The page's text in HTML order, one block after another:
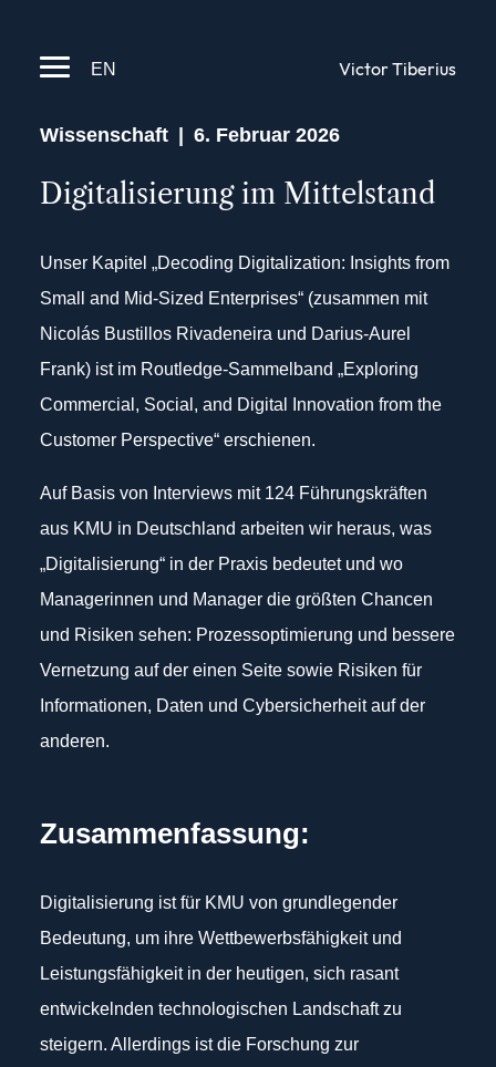
Victor Tiberius
EN
Wissenschaft 6. Februar 2026
Digitalisierung im Mittelstand
Unser Kapitel „Decoding Digitalization: Insights from
Small and Mid-Sized Enterprises“ (zusammen mit
Nicolás Bustillos Rivadeneira und Darius-Aurel
Frank) ist im Routledge-Sammelband „Exploring
Commercial, Social, and Digital Innovation from the
Customer Perspective“ erschienen.
Auf Basis von Interviews mit 124 Führungskräften
aus KMU in Deutschland arbeiten wir heraus, was
„Digitalisierung“ in der Praxis bedeutet und wo
Managerinnen und Manager die größten Chancen
und Risiken sehen: Prozessoptimierung und bessere
Vernetzung auf der einen Seite sowie Risiken für
Informationen, Daten und Cybersicherheit auf der
anderen.
Zusammenfassung:
Digitalisierung ist für KMU von grundlegender
Bedeutung, um ihre Wettbewerbsfähigkeit und
Leistungsfähigkeit in der heutigen, sich rasant
entwickelnden technologischen Landschaft zu
steigern. Allerdings ist die Forschung zur